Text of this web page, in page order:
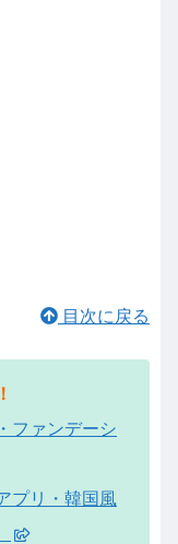
目次に戻る
ファンデーシ
プリ・韓国風